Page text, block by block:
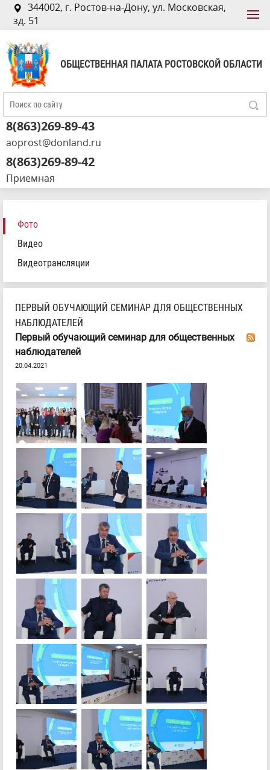
344002, г. Ростов-на-Дону, ул. Московская,
зд. 51
ОБЩЕСТВЕННАЯ ПАЛАТА РОСТОВСКОЙ ОБЛАСТИ
8(863)269-89-43
aoprost@donland.ru
8(863)269-89-42
Приемная
Фото
Видео
Видеотрансляции
ПЕРВЫЙ ОБУЧАЮЩИЙ СЕМИНАР ДЛЯ ОБЩЕСТВЕННЫХ
НАБЛЮДАТЕЛЕЙ
Первый обучающий семинар для общественных
наблюдателей
20.04.2021